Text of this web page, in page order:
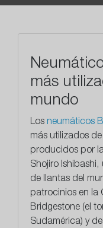
más
mundo
Los neumáticos
más utilizados
producidos por
Shojiro
de llantas del
patrocinios en la
Bridgestone (el
Sudamérica) y